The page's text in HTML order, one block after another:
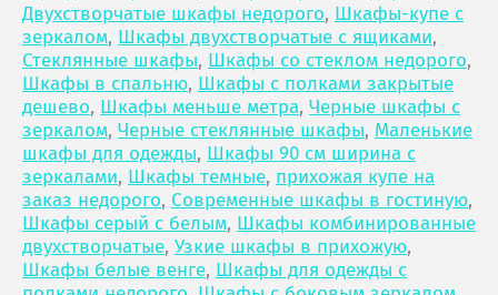
Двухстворчатые шкафы недорого, Шкафы-купе с
зеркалом, Шкафы двухстворчатые с ящиками,
Стеклянные шкафы, Шкафы со стеклом недорого,
Шкафы в спальню, Шкафы с полками закрытые
дешево, Шкафы меньше метра, Черные шкафы с
зеркалом, Черные стеклянные шкафы, Маленькие
шкафы для одежды, Шкафы 90 см ширина с
зеркалами, Шкафы темные, прихожая купе на
заказ недорого, Современные шкафы в гостиную,
Шкафы серый с белым, Шкафы комбинированные
двухстворчатые, Узкие шкафы в прихожую,
Шкафы белые венге, Шкафы для одежды с